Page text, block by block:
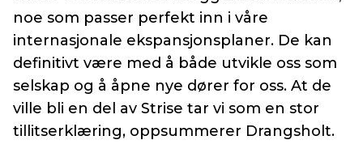
noe som passer perfekt inn i våre
internasjonale ekspansjonsplaner. De kan
definitivt være med å både utvikle oss som
selskap og å åpne nye dører for oss. At de
ville bli en del av Strise tar vi som en stor
tillitserklæring, oppsummerer Drangsholt.